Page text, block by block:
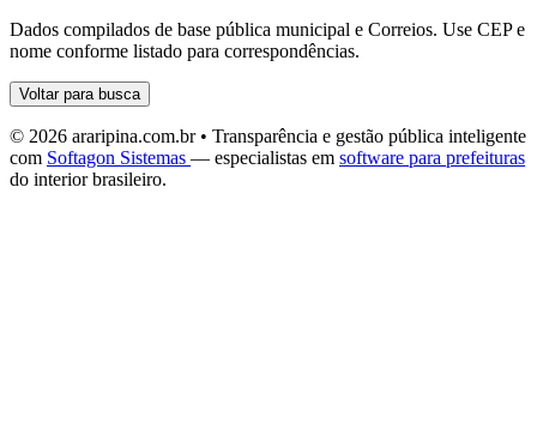
Dados compilados de base pública municipal e Correios. Use CEP e
nome conforme listado para correspondências.
Voltar para busca
© 2026 araripina.com.br • Transparência e gestão pública inteligente
com Softagon Sistemas — especialistas em software para prefeituras
do interior brasileiro.